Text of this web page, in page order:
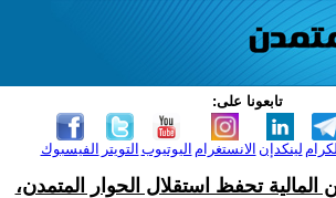
تابعونا على:
الفيسبوك التويتر اليوتيوب الانستغرام لينكدإن
المالية تحفظ استقلال الحوار المتمدن،